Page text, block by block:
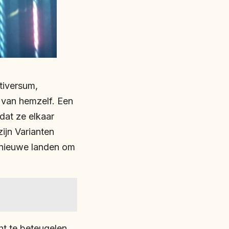
hemzelf. Een
ze elkaar
Varianten
landen om